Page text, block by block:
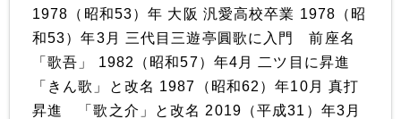
1978（昭和53）年 大阪 汎愛高校卒業 1978（昭
和53）年3月 三代目三遊亭圓歌に入門 前座名
「歌吾」 1982（昭和57）年4月 二ツ目に昇進
「きん歌」と改名 1987（昭和62）年10月 真打
昇進 「歌之介」と改名 2019（平成31）年3月